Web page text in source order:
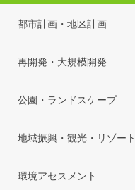
都市計画・地区計画
再開発・大規模開発
公園・ランドスケープ
地域振興・観光・リゾート
環境アセスメント